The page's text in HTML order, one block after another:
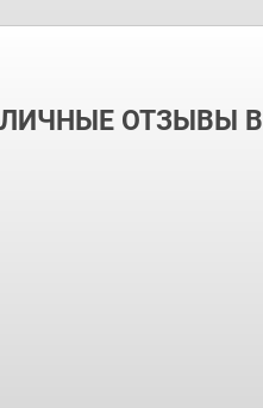
ОТЗЫВЫ В